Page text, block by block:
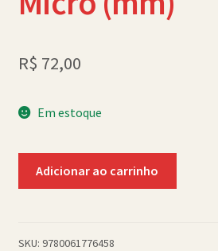
Política de Cookies (BR)
Quem Somos
R$ 72,00
Em estoque
Adicionar ao carrinho
SKU: 9780061776458